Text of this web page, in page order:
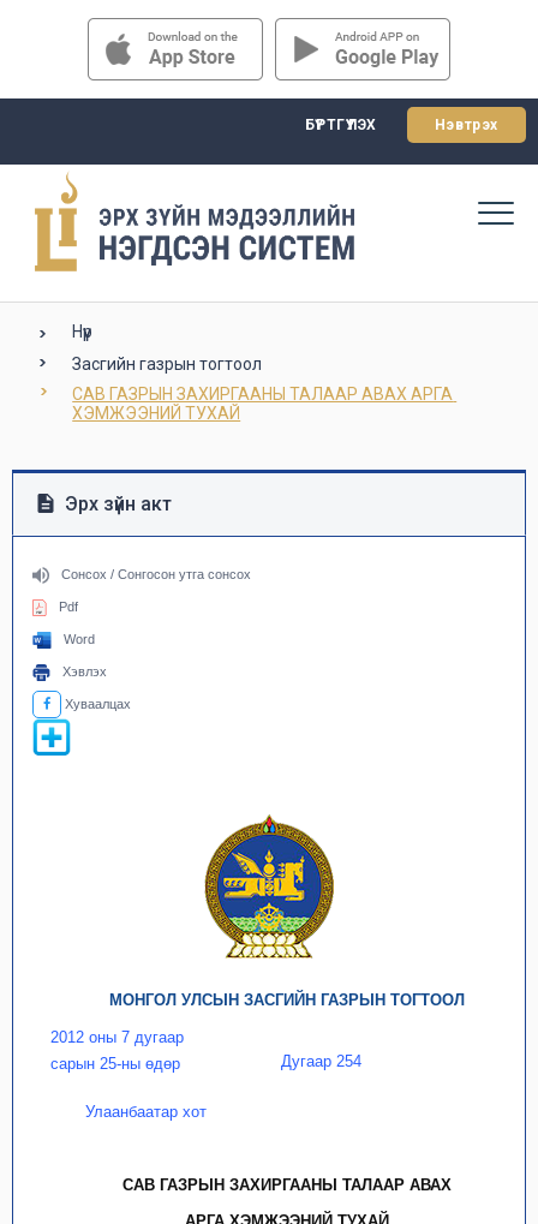
БҮРТГҮҮЛЭХ Нэвтрэх
Нүүр
Засгийн газрын тогтоол
САВ ГАЗРЫН ЗАХИРГААНЫ ТАЛААР АВАХ АРГА
ХЭМЖЭЭНИЙ ТУХАЙ
Эрх зүйн акт
Сонсох / Сонгосон утга сонсох
Pdf
Word
Хэвлэх
Хуваалцах
МОНГОЛ УЛСЫН ЗАСГИЙН ГАЗРЫН ТОГТООЛ
2012 оны 7 дугаар
сарын 25-ны өдөр
Дугаар 254
Улаанбаатар хот
САВ ГАЗРЫН ЗАХИРГААНЫ ТАЛААР АВАХ